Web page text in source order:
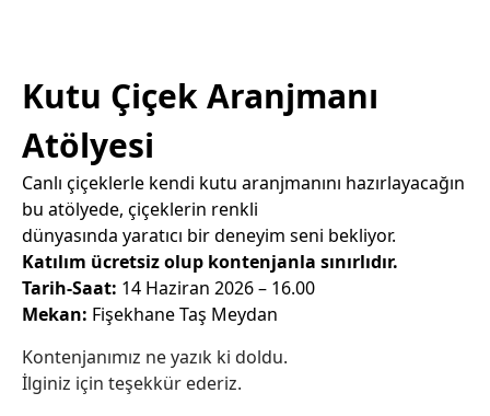
Kutu Çiçek Aranjmanı
Atölyesi
Canlı çiçeklerle kendi kutu aranjmanını hazırlayacağın
bu atölyede, çiçeklerin renkli
dünyasında yaratıcı bir deneyim seni bekliyor.
Katılım ücretsiz olup kontenjanla sınırlıdır.
Tarih-Saat: 14 Haziran 2026 – 16.00
Mekan: Fişekhane Taş Meydan
Kontenjanımız ne yazık ki doldu.
İlginiz için teşekkür ederiz.